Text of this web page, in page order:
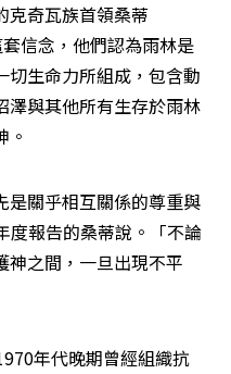
克奇瓦族首領桑蒂
信念，他們認為雨林是
切生命力所組成，包含動
澤與其他所有生存於雨林
。
是關乎相互關係的尊重與
度報告的桑蒂說。「不論
神之間，一旦出現不平
年代晚期曾經組織抗